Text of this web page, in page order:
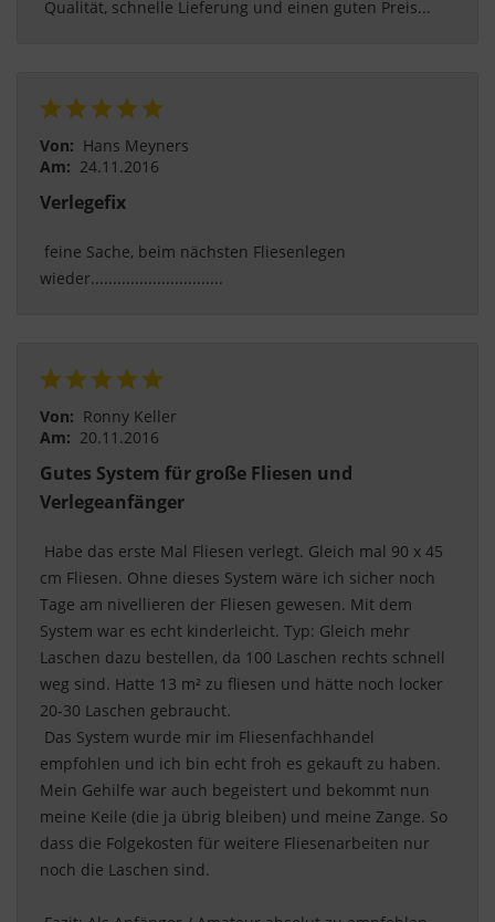
Qualität, schnelle Lieferung und einen guten Preis...
Von: Hans Meyners
Am: 24.11.2016
Verlegefix
wieder..............................
Von: Ronny Keller
Am: 20.11.2016
Gutes System für große Fliesen und
Verlegeanfänger
cm Fliesen. Ohne dieses System wäre ich sicher noch
Tage am nivellieren der Fliesen gewesen. Mit dem
System war es echt kinderleicht. Typ: Gleich mehr
Laschen dazu bestellen, da 100 Laschen rechts schnell
weg sind. Hatte 13 m² zu fliesen und hätte noch locker
20-30 Laschen gebraucht.
empfohlen und ich bin echt froh es gekauft zu haben.
Mein Gehilfe war auch begeistert und bekommt nun
meine Keile (die ja übrig bleiben) und meine Zange. So
dass die Folgekosten für weitere Fliesenarbeiten nur
noch die Laschen sind.